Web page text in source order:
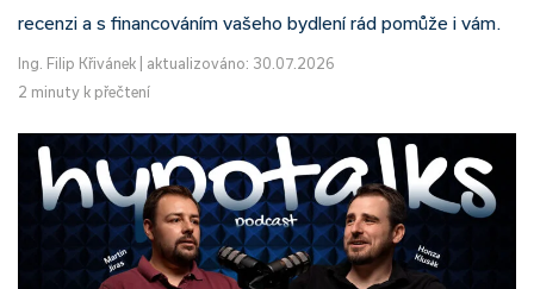
recenzi a s financováním vašeho bydlení rád pomůže i vám.
Ing. Filip Křivánek
aktualizováno: 30.07.2026
2 minuty k přečtení